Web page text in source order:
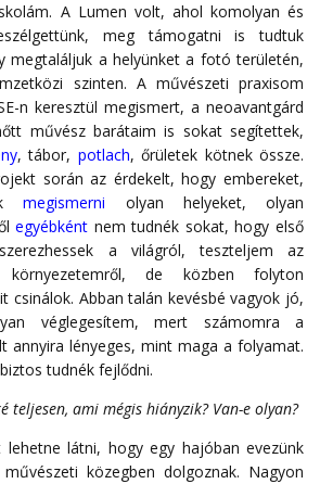
A Lumen volt, ahol komolyan és
meg támogatni is tudtuk
megtaláljuk a helyünket a fotó területén,
szinten. A művészeti praxisom
n keresztül megismert, a neoavantgárd
művész barátaim is sokat segítettek,
, tábor, potlach, őrületek kötnek össze.
során az érdekelt, hogy embereket,
megismerni olyan helyeket, olyan
egyébként nem tudnék sokat, hogy első
a világról, teszteljem az
környezetemről, de közben folyton
csinálok. Abban talán kevésbé vagyok jó,
véglegesítem, mert számomra a
annyira lényeges, mint maga a folyamat.
tudnék fejlődni.
teljesen, ami mégis hiányzik? Van-e olyan?
lehetne látni, hogy egy hajóban evezünk
közegben dolgoznak. Nagyon